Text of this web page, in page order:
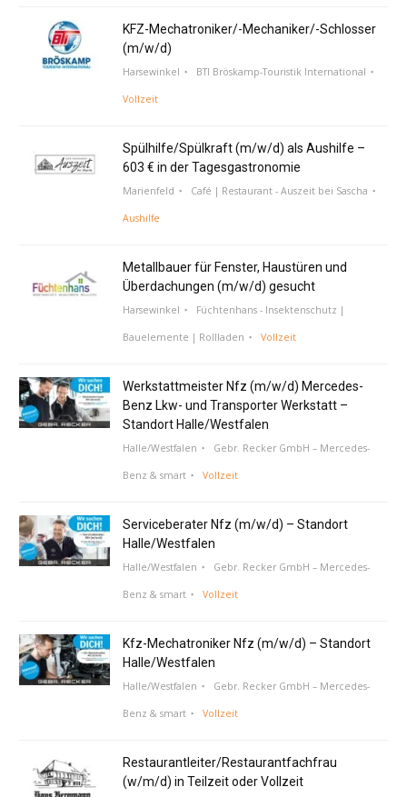
KFZ-Mechatroniker/-Mechaniker/-Schlosser
(m/w/d)
Harsewinkel BTI Bröskamp-Touristik International
Vollzeit
Spülhilfe/Spülkraft (m/w/d) als Aushilfe –
603 € in der Tagesgastronomie
Marienfeld Café | Restaurant - Auszeit bei Sascha
Aushilfe
Metallbauer für Fenster, Haustüren und
Überdachungen (m/w/d) gesucht
Harsewinkel Füchtenhans - Insektenschutz |
Bauelemente | Rollladen Vollzeit
Werkstattmeister Nfz (m/w/d) Mercedes-
Benz Lkw- und Transporter Werkstatt –
Standort Halle/Westfalen
Halle/Westfalen Gebr. Recker GmbH – Mercedes-
Benz & smart Vollzeit
Serviceberater Nfz (m/w/d) – Standort
Halle/Westfalen
Halle/Westfalen Gebr. Recker GmbH – Mercedes-
Benz & smart Vollzeit
Kfz-Mechatroniker Nfz (m/w/d) – Standort
Halle/Westfalen
Halle/Westfalen Gebr. Recker GmbH – Mercedes-
Benz & smart Vollzeit
Restaurantleiter/Restaurantfachfrau
(w/m/d) in Teilzeit oder Vollzeit